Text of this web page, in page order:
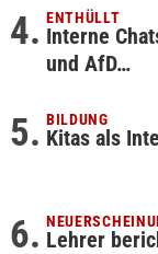
ENTHÜLLT
Interne
und AfD…
BILDUNG
Kitas als
Lehrer